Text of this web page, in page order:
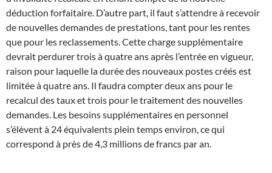
déduction forfaitaire. D’autre part, il faut s’attendre à recevoir
de nouvelles demandes de prestations, tant pour les rentes
que pour les reclassements. Cette charge supplémentaire
devrait perdurer trois à quatre ans après l’entrée en vigueur,
raison pour laquelle la durée des nouveaux postes créés est
limitée à quatre ans. Il faudra compter deux ans pour le
recalcul des taux et trois pour le traitement des nouvelles
demandes. Les besoins supplémentaires en personnel
s’élèvent à 24 équivalents plein temps environ, ce qui
correspond à près de 4,3 millions de francs par an.